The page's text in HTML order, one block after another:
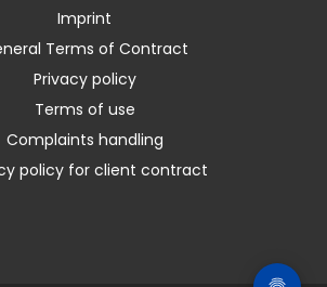
Imprint
Terms of Contract
Privacy policy
Terms of use
Complaints handling
policy for client contract